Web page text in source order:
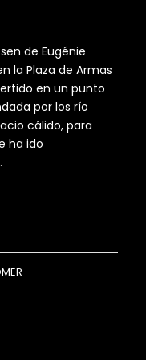
de Eugénie
la Plaza de Armas
en un punto
por los río
cálido, para
ha ido